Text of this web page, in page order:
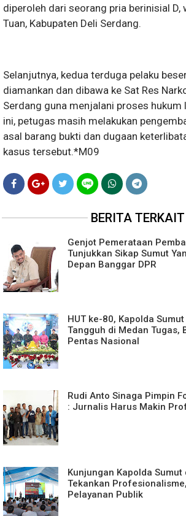
diperoleh dari seorang pria berinisial D,
Tuan, Kabupaten Deli Serdang.
Selanjutnya, kedua terduga pelaku
diamankan dan dibawa ke Sat Res
Serdang guna menjalani proses hukum
ini, petugas masih melakukan
asal barang bukti dan dugaan
kasus tersebut.*M09
BERITA TERKAIT
Genjot Pemerataan
Tunjukkan Sikap Sumut
Depan Banggar DPR
HUT ke-80, Kapolda
Tangguh di Medan Tugas,
Pentas Nasional
Rudi Anto Sinaga Pimpin
: Jurnalis Harus Makin
Kunjungan Kapolda
Tekankan
Pelayanan Publik